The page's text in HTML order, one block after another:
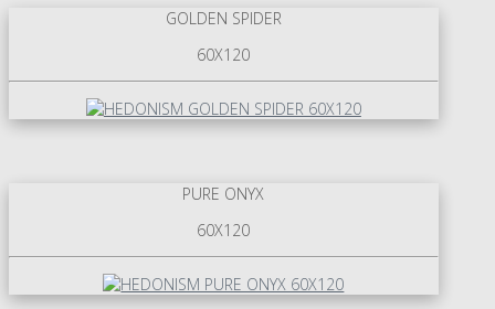
GOLDEN SPIDER
60X120
PURE ONYX
60X120